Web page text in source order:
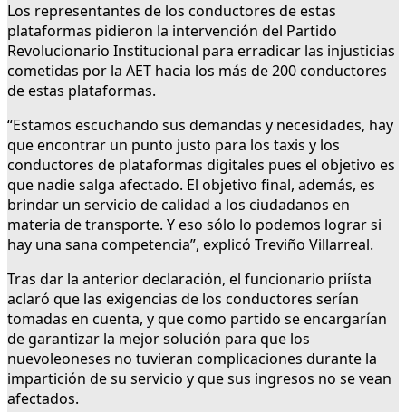
Los representantes de los conductores de estas
plataformas pidieron la intervención del Partido
Revolucionario Institucional para erradicar las injusticias
cometidas por la AET hacia los más de 200 conductores
de estas plataformas.
“Estamos escuchando sus demandas y necesidades, hay
que encontrar un punto justo para los taxis y los
conductores de plataformas digitales pues el objetivo es
que nadie salga afectado. El objetivo final, además, es
brindar un servicio de calidad a los ciudadanos en
materia de transporte. Y eso sólo lo podemos lograr si
hay una sana competencia”, explicó Treviño Villarreal.
Tras dar la anterior declaración, el funcionario priísta
aclaró que las exigencias de los conductores serían
tomadas en cuenta, y que como partido se encargarían
de garantizar la mejor solución para que los
nuevoleoneses no tuvieran complicaciones durante la
impartición de su servicio y que sus ingresos no se vean
afectados.